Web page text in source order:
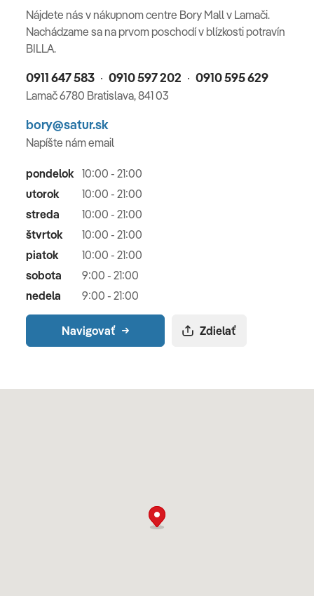
Nájdete nás v nákupnom centre Bory Mall v Lamači.
Nachádzame sa na prvom poschodí v blízkosti potravín
BILLA.
0911 647 583 0910 597 202 0910 595 629
Lamač 6780 Bratislava, 841 03
bory@satur.sk
Napíšte nám email
pondelok 10:00 - 21:00
utorok
10:00 - 21:00
streda
10:00 - 21:00
štvrtok
10:00 - 21:00
piatok
10:00 - 21:00
sobota
9:00 - 21:00
nedela
9:00 - 21:00
Navigovať Zdielať